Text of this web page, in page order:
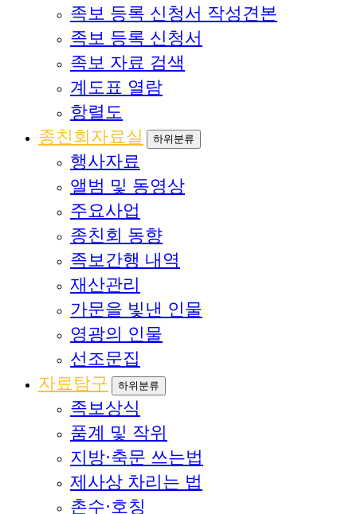
족보 등록 신청서 작성견본
족보 등록 신청서
족보 자료 검색
계도표 열람
항렬도
종친회자료실
하위분류
행사자료
앨범 및 동영상
주요사업
종친회 동향
족보간행 내역
재산관리
가문을 빛낸 인물
영광의 인물
선조문집
자료탐구
하위분류
족보상식
품계 및 작위
지방·축문 쓰는법
제사상 차리는 법
촌수·호칭